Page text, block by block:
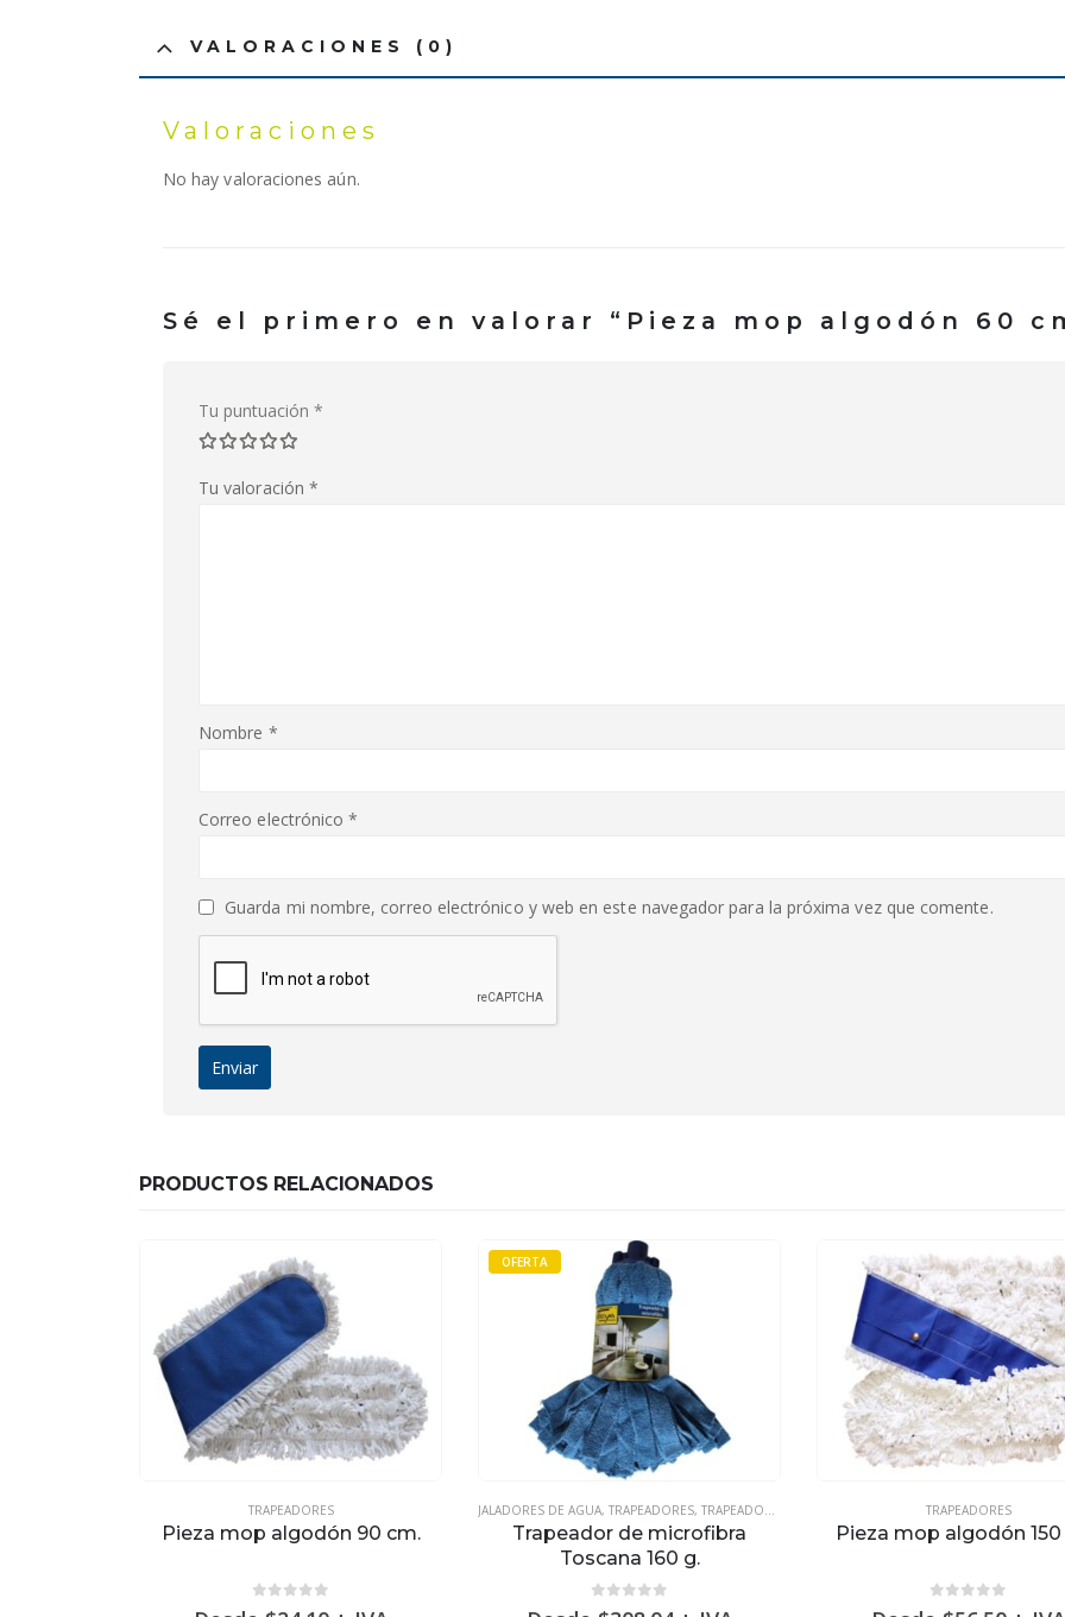
VALORACIONES (0)
Valoraciones
No hay valoraciones aún.
Sé el primero en valorar “Pieza mop algodón 60
Tu puntuación *
Tu valoración *
Nombre *
Correo electrónico*
Guarda mi nombre, correo electrónico y web en este navegador para la próxima vez que comente.
PRODUCTOS RELACIONADOS
TRAPEADORES
Pieza mop algodón 90 cm.
OFERTA
JALADORES DE AGUA, TRAPEADORES, TRAPEADORES Y JALADORES
Trapeador de microfibra
Toscana 160 g.
TRAPEADORES
Pieza mop algodón